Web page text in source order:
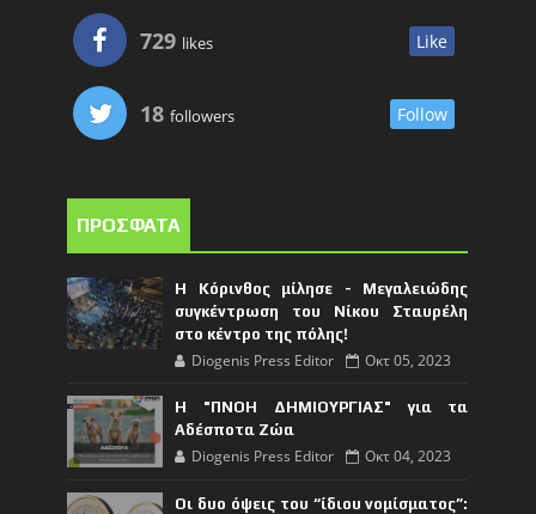
729 likes Like
18 followers Follow
ΠΡΟΣΦΑΤΑ
Η Κόρινθος μίλησε - Μεγαλειώδης
συγκέντρωση του Νίκου Σταυρέλη
στο κέντρο της πόλης!
Diogenis Press Editor Οκτ 05, 2023
Η "ΠΝΟΗ ΔΗΜΙΟΥΡΓΙΑΣ" για τα
Αδέσποτα Ζώα
Diogenis Press Editor Οκτ 04, 2023
Οι δυο όψεις του “ίδιου νομίσματος”: